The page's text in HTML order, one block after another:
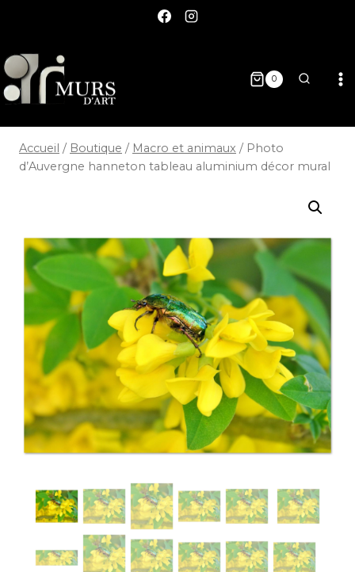
0
Accueil / Boutique / Macro et animaux / Photo
d’Auvergne hanneton tableau aluminium décor mural